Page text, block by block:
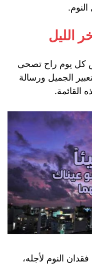
الليل
كل يوم راح تصحى
الجميل ورسالة
القائمة.
النوم لأجله،